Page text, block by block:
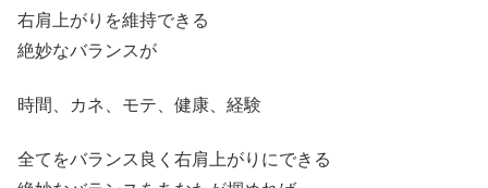
右肩上がりを維持できる
絶妙なバランスが
時間、カネ、モテ、健康、経験
全てをバランス良く右肩上がりにできる